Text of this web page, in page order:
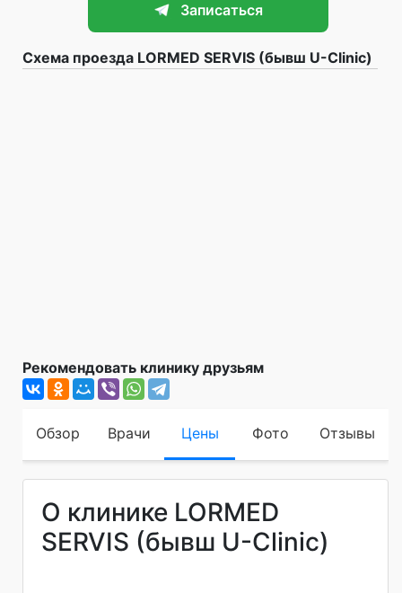
Записаться
Схема проезда LORMED SERVIS (бывш U-Clinic)
Рекомендовать клинику друзьям
Обзор Врачи Цены Фото Отзывы
О клинике LORMED
SERVIS (бывш U-Clinic)